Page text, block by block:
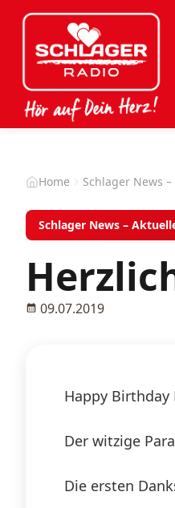
Home Schlager News
Schlager News –
09.07.2019
Happy Birthday
Der witzige
Die ersten